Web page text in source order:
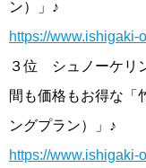
ン）」♪
https://www.ishigaki-
３位 シュノーケリ
間も価格もお得な「
ングプラン）」♪
https://www.ishigaki-